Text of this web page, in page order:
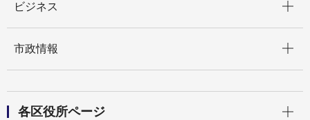
ビジネス
市政情報
各区役所ページ